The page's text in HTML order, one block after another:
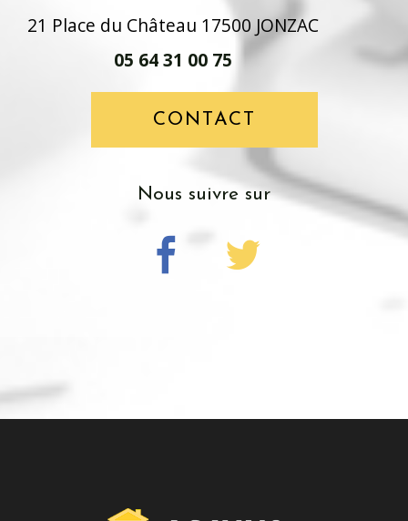
21 Place du Château 17500 JONZAC
05 64 31 00 75
CONTACT
nous suivre sur